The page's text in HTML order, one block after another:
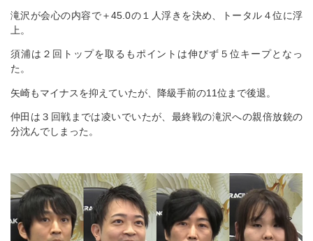
滝沢が会心の内容で＋45.0の１人浮きを決め、トータル４位に浮
上。
須浦は２回トップを取るもポイントは伸びず５位キープとなっ
た。
矢崎もマイナスを抑えていたが、降級手前の11位まで後退。
仲田は３回戦までは凌いでいたが、最終戦の滝沢への親倍放銃の
分沈んでしまった。